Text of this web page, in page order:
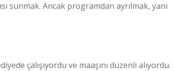
sunmak. Ancak programdan ayrılmak, yani
çalışıyordu ve maaşını düzenli alıyordu.